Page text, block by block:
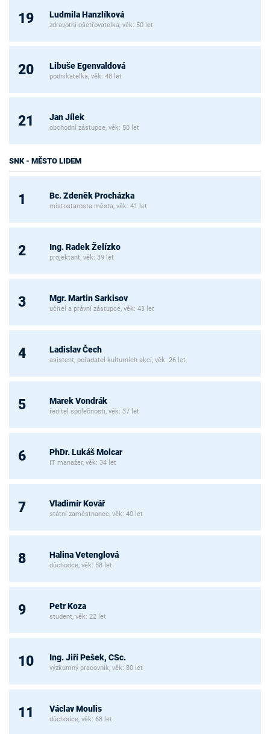
19 Ludmila Hanzlíková
zdravotní ošetřovatelka, věk: 50 let
20 Libuše Egenvaldová
podnikatelka, věk: 48 let
21 Jan Jílek
obchodní zástupce, věk: 50 let
SNK - MĚSTO LIDEM
1 Bc. Zdeněk Procházka
místostarosta města, věk: 41 let
2 Ing. Radek Želízko
projektant, věk: 39 let
3 Mgr. Martin Sarkisov
učitel a právní zástupce, věk: 43 let
4 Ladislav Čech
asistent, pořadatel kulturních akcí, věk: 26 let
5 Marek Vondrák
ředitel společnosti, věk: 37 let
6 PhDr. Lukáš Molcar
IT manažer, věk: 34 let
7 Vladimír Kovář
státní zaměstnanec, věk: 40 let
8 Halina Vetenglová
důchodce, věk: 58 let
9 Petr Koza
student, věk: 22 let
10 Ing. Jiří Pešek, CSc.
výzkumný pracovník, věk: 80 let
11 Václav Moulis
důchodce, věk: 68 let